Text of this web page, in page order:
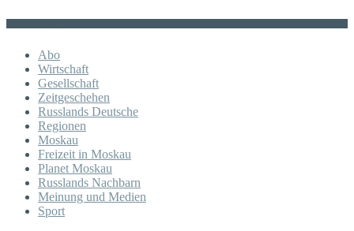
Abo
Wirtschaft
Gesellschaft
Zeitgeschehen
Russlands Deutsche
Regionen
Moskau
Freizeit in Moskau
Planet Moskau
Russlands Nachbarn
Meinung und Medien
Sport